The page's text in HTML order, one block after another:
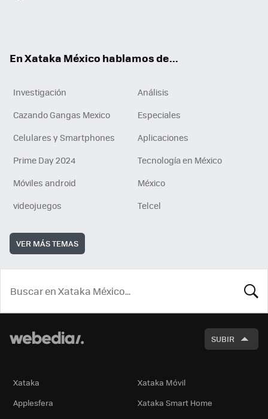
En Xataka México hablamos de...
Investigación
Análisis
Cazando Gangas Mexico
Especiales
Celulares y Smartphones
Aplicaciones
Prime Day 2024
Tecnología en México
Móviles android
México
videojuegos
Telcel
VER MÁS TEMAS
SUBIR
Xataka
Xataka Móvil
Applesfera
Xataka Smart Home